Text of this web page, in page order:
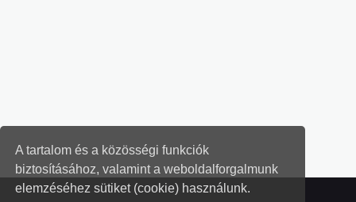
A tartalom és a közösségi funkciók
biztosításához, valamint a weboldalforgalmunk
elemzéséhez sütiket (cookie) használunk.